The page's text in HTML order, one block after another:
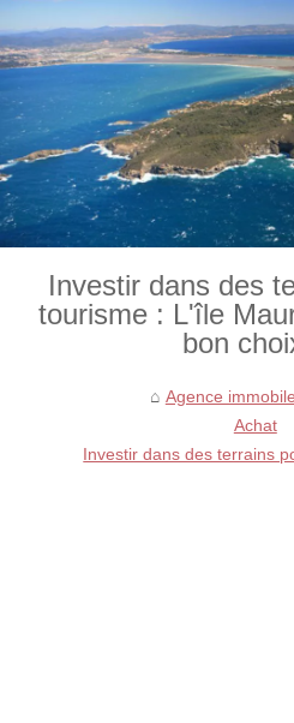
Investir dans des
tourisme : L'île
bon
Agence
Achat
Investir dans des terrains